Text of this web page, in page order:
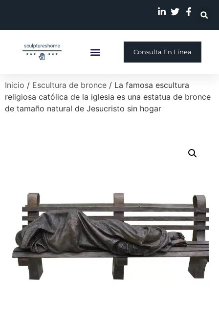
Consulta En Línea
Inicio / Escultura de bronce / La famosa escultura
religiosa católica de la iglesia es una estatua de bronce
de tamaño natural de Jesucristo sin hogar